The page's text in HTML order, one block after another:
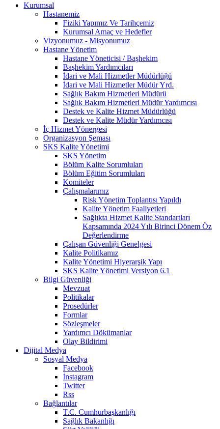
Kurumsal
Hastanemiz
Fiziki Yapımız Ve Tarihçemiz
Kurumsal Amaç ve Hedefler
Vizyonumuz - Misyonumuz
Hastane Yönetim
Hastane Yöneticisi / Başhekim
Başhekim Yardımcıları
İdari ve Mali Hizmetler Müdürlüğü
İdari ve Mali Hizmetler Müdür Yrd.
Sağlık Bakım Hizmetleri Müdürü
Sağlık Bakım Hizmetleri Müdür Yardımcısı
Destek ve Kalite Hizmet Müdürlüğü
Destek ve Kalite Müdür Yardımcısı
İç Hizmet Yönergesi
Organizasyon Şeması
SKS Kalite Yönetimi
SKS Yönetim
Bölüm Kalite Sorumluları
Bölüm Eğitim Sorumluları
Komiteler
Çalışmalarımız
Risk Yönetim Toplantısı Yapıldı
Kalite Yönetim Faaliyetleri
Sağlıkta Hizmet Kalite Standartları
Kapsamında 2024 Yılı Birinci Dönem Öz
Değerlendirme
Çalışan Güvenliği Genelgesi
Kalite Politikamız
Kalite Yönetimi Hiyerarşik Yapı
SKS Kalite Yönetimi Versiyon 6.1
Bilgi Güvenliği
Mevzuat
Politikalar
Prosedürler
Formlar
Sözleşmeler
Yardımcı Dökümanlar
Olay Bildirimi
Dijital Medya
Sosyal Medya
Facebook
İnstagram
Twitter
Rss
Bağlantılar
T.C. Cumhurbaşkanlığı
Sağlık Bakanlığı